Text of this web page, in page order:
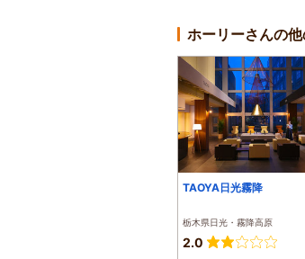
ホーリーさんの
TAOYA日光霧降
栃木県日光・霧降高原
2.0